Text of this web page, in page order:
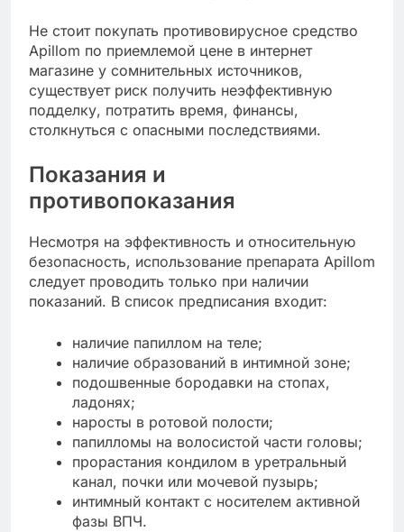
Не стоит покупать противовирусное средство
Apillom по приемлемой цене в интернет
магазине у сомнительных источников,
существует риск получить неэффективную
подделку, потратить время, финансы,
столкнуться с опасными последствиями.
Показания и
противопоказания
Несмотря на эффективность и относительную
безопасность, использование препарата Apillom
следует проводить только при наличии
показаний. В список предписания входит:
наличие папиллом на теле;
наличие образований в интимной зоне;
подошвенные бородавки на стопах,
ладонях;
наросты в ротовой полости;
папилломы на волосистой части головы;
прорастания кондилом в уретральный
канал, почки или мочевой пузырь;
интимный контакт с носителем активной
фазы ВПЧ.